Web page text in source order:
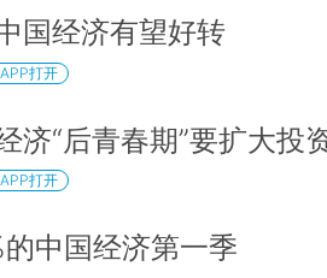
国经济有望好转
APP打开
济“后青春期”要扩大投
APP打开
中国经济第一季